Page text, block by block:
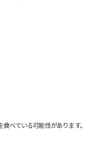
べている可能性があります。